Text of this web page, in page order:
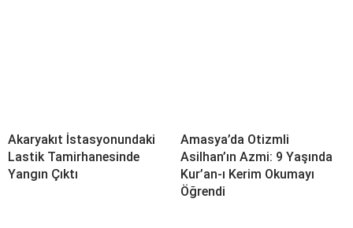
Akaryakıt İstasyonundaki
Lastik Tamirhanesinde
Yangın Çıktı
Amasya’da Otizmli
Asilhan’ın Azmi: 9 Yaşında
Kur’an-ı Kerim Okumayı
Öğrendi